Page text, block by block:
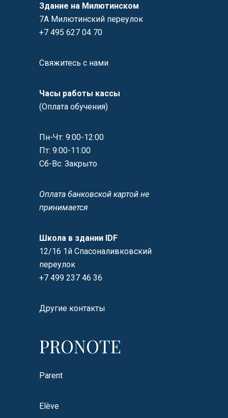
Здание на Милютинском
7А Милютинский переулок
+7 495 627 04 70
Свяжитесь с нами
Часы работы кассы
(Оплата обучения)
Пн-Чт: 9:00-12:00
Пт: 9:00-11:00
Сб-Вс: Закрыто
Оплата банковской картой не
принимается
Школа в здании IDF
12/16 1й Спасоналивковский
переулок
+7 499 237 46 36
Другие контакты
PRONOTE
Parent
Elève